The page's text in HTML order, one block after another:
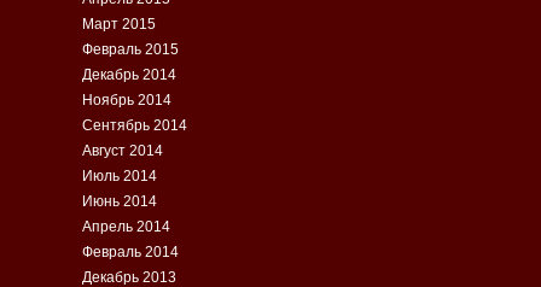
Март 2015
Февраль 2015
Декабрь 2014
Ноябрь 2014
Сентябрь 2014
Август 2014
Июль 2014
Июнь 2014
Апрель 2014
Февраль 2014
Декабрь 2013